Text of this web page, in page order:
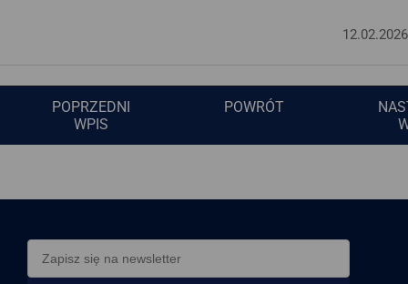
12.02.2026
POPRZEDNI
WPIS
POWRÓT